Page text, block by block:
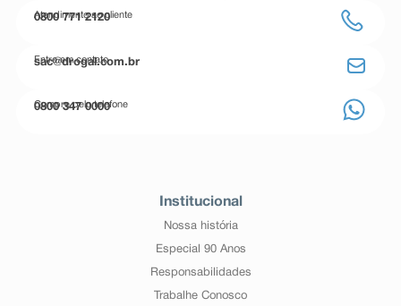
Atendimento ao cliente
0800 771 2120
Entre em contato
sac@drogal.com.br
Compre pelo telefone
0800 347 0000
Institucional
Nossa história
Especial 90 Anos
Responsabilidades
Trabalhe Conosco